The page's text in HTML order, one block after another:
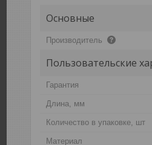
Основные
Производитель
Пользовательские
Гарантия
Длина, мм
Количество в упаковке, шт
Материал